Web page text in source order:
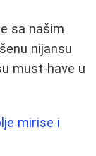
sa našim
nijansu
must-have u
mirise i